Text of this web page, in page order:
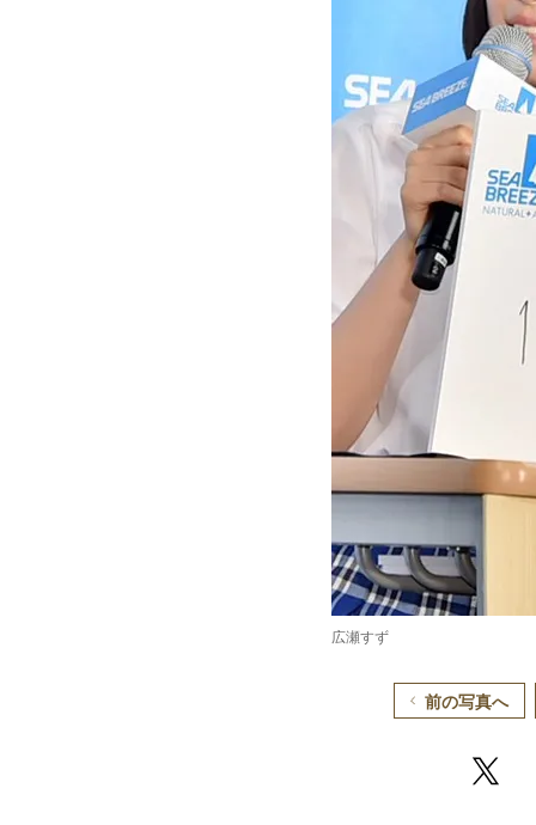
広瀬すず
前の写真へ